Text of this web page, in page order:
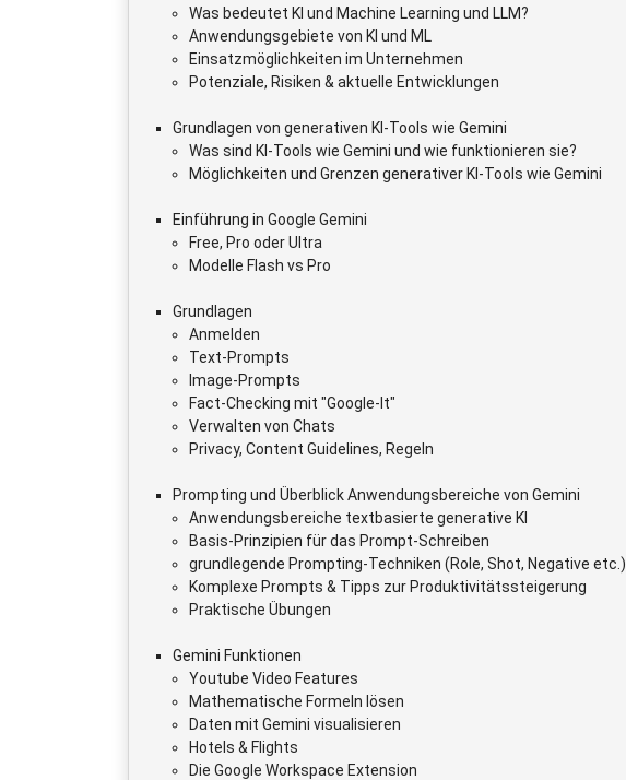
Was bedeutet KI und Machine Learning und LLM?
Anwendungsgebiete von KI und ML
Einsatzmöglichkeiten im Unternehmen
Potenziale, Risiken & aktuelle Entwicklungen
Grundlagen von generativen KI-Tools wie Gemini
Was sind KI-Tools wie Gemini und wie funktionieren sie?
Möglichkeiten und Grenzen generativer KI-Tools wie Gemini
Einführung in Google Gemini
Free, Pro oder Ultra
Modelle Flash vs Pro
Grundlagen
Anmelden
Text-Prompts
Image-Prompts
Fact-Checking mit "Google-It"
Verwalten von Chats
Privacy, Content Guidelines, Regeln
Prompting und Überblick Anwendungsbereiche von Gemini
Anwendungsbereiche textbasierte generative KI
Basis-Prinzipien für das Prompt-Schreiben
grundlegende Prompting-Techniken (Role, Shot, Negative etc.)
Komplexe Prompts & Tipps zur Produktivitätssteigerung
Praktische Übungen
Gemini Funktionen
Youtube Video Features
Mathematische Formeln lösen
Daten mit Gemini visualisieren
Hotels & Flights
Die Google Workspace Extension